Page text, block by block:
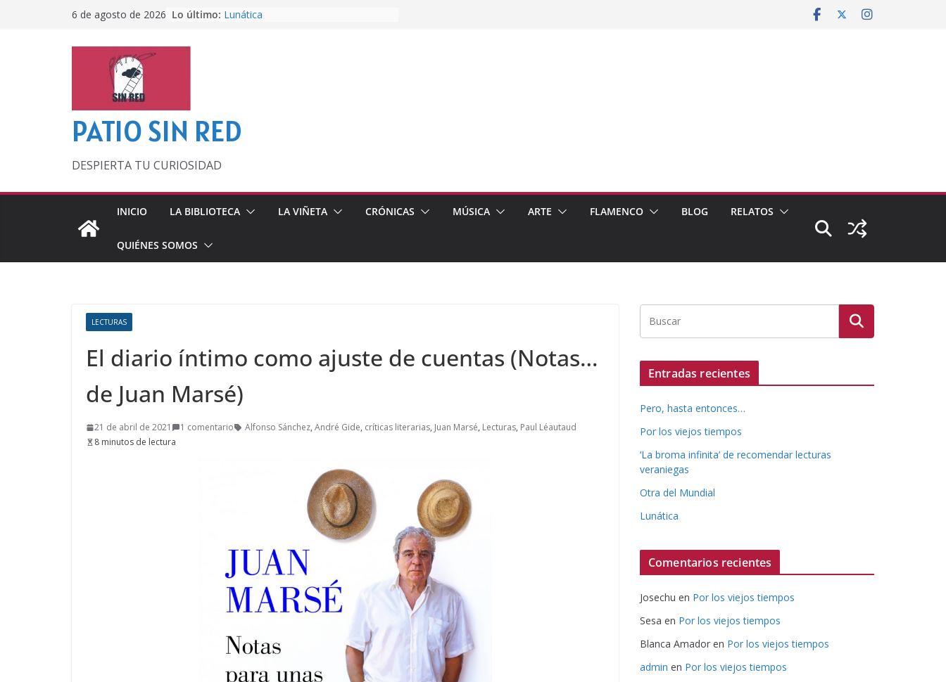
6 de agosto de 2026 Lo último: Lunática
PATIO SIN RED
DESPIERTA TU CURIOSIDAD
INICIO LA BIBLIOTECA LA VIÑETA CRÓNICAS MÚSICA ARTE FLAMENCO BLOG RELATOS
QUIÉNES SOMOS
LECTURAS
El diario íntimo como ajuste de cuentas (Notas…
de Juan Marsé)
21 de abril de 2021 1 comentario Alfonso Sánchez, André Gide, críticas literarias, Juan Marsé, Lecturas, Paul Léautaud
8 minutos de lectura
Entradas recientes
Pero, hasta entonces…
Por los viejos tiempos
‘La broma infinita’ de recomendar lecturas
veraniegas
Otra del Mundial
Lunática
Comentarios recientes
Josechu en Por los viejos tiempos
Sesa en Por los viejos tiempos
Blanca Amador en Por los viejos tiempos
admin en Por los viejos tiempos